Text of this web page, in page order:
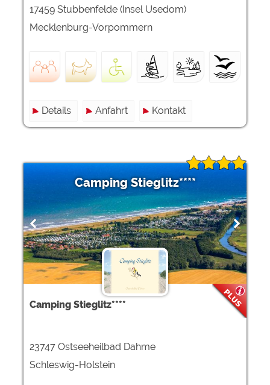
17459 Stubbenfelde (Insel Usedom)
Mecklenburg-Vorpommern
Details Anfahrt Kontakt
Camping Stieglitz****
Camping Stieglitz****
23747 Ostseeheilbad Dahme
Schleswig-Holstein